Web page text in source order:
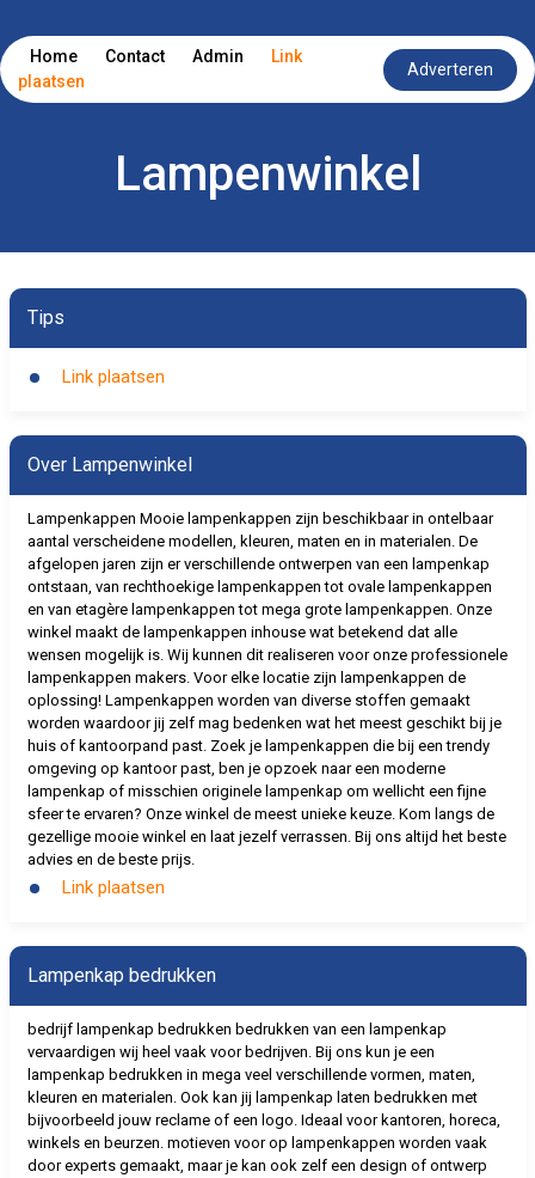
Home Contact Admin
Link
plaatsen
Adverteren
Lampenwinkel
Tips
Link plaatsen
Over Lampenwinkel
Lampenkappen Mooie lampenkappen zijn beschikbaar in ontelbaar
aantal verscheidene modellen, kleuren, maten en in materialen. De
afgelopen jaren zijn er verschillende ontwerpen van een lampenkap
ontstaan, van rechthoekige lampenkappen tot ovale lampenkappen
en van etagère lampenkappen tot mega grote lampenkappen. Onze
winkel maakt de lampenkappen inhouse wat betekend dat alle
wensen mogelijk is. Wij kunnen dit realiseren voor onze professionele
lampenkappen makers. Voor elke locatie zijn lampenkappen de
oplossing! Lampenkappen worden van diverse stoffen gemaakt
worden waardoor jij zelf mag bedenken wat het meest geschikt bij je
huis of kantoorpand past. Zoek je lampenkappen die bij een trendy
omgeving op kantoor past, ben je opzoek naar een moderne
lampenkap of misschien originele lampenkap om wellicht een fijne
sfeer te ervaren? Onze winkel de meest unieke keuze. Kom langs de
gezellige mooie winkel en laat jezelf verrassen. Bij ons altijd het beste
advies en de beste prijs.
Link plaatsen
Lampenkap bedrukken
bedrijf lampenkap bedrukken bedrukken van een lampenkap
vervaardigen wij heel vaak voor bedrijven. Bij ons kun je een
lampenkap bedrukken in mega veel verschillende vormen, maten,
kleuren en materialen. Ook kan jij lampenkap laten bedrukken met
bijvoorbeeld jouw reclame of een logo. Ideaal voor kantoren, horeca,
winkels en beurzen. motieven voor op lampenkappen worden vaak
door experts gemaakt, maar je kan ook zelf een design of ontwerp